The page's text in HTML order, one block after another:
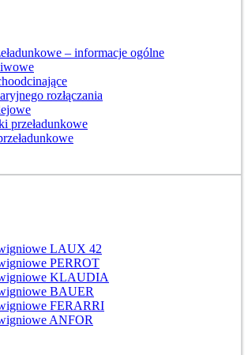
– informacje ogólne
rozłączania
przeładunkowe
LAUX 42
PERROT
KLAUDIA
BAUER
FERARRI
ANFOR